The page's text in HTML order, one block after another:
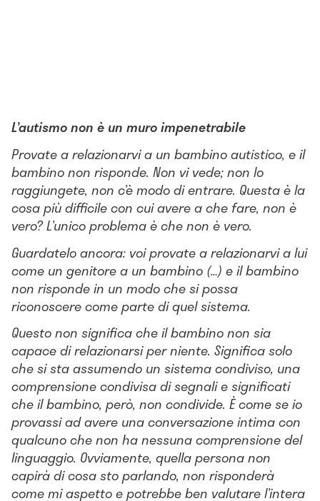
L’autismo non è un muro impenetrabile
Provate a relazionarvi a un bambino autistico, e il
bambino non risponde. Non vi vede; non lo
raggiungete, non c’è modo di entrare. Questa è la
cosa più difficile con cui avere a che fare, non è
vero? L’unico problema è che non è vero.
Guardatelo ancora: voi provate a relazionarvi a lui
come un genitore a un bambino (…) e il bambino
non risponde in un modo che si possa
riconoscere come parte di quel sistema.
Questo non significa che il bambino non sia
capace di relazionarsi per niente. Significa solo
che si sta assumendo un sistema condiviso, una
comprensione condivisa di segnali e significati
che il bambino, però, non condivide. È come se io
provassi ad avere una conversazione intima con
qualcuno che non ha nessuna comprensione del
linguaggio. Ovviamente, quella persona non
capirà di cosa sto parlando, non risponderà
come mi aspetto e potrebbe ben valutare l’intera